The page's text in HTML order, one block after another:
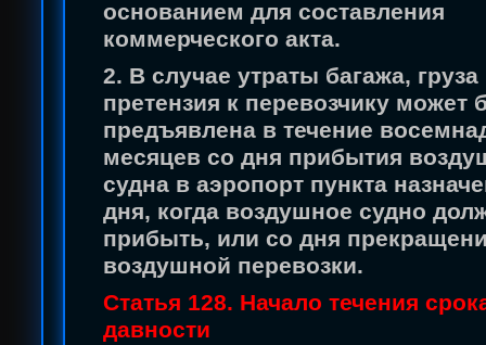
основанием для составления
коммерческого акта.
2. В случае утраты багажа,
претензия к перевозчику может
предъявлена в течение
месяцев со дня прибытия
судна в аэропорт пункта
дня, когда воздушное судно
прибыть, или со дня
воздушной перевозки.
Статья 128. Начало течения
давности